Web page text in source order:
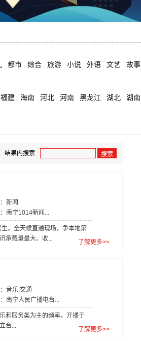
都市 综合 旅游 小说 外语 文艺 故事
福建 海南 河北 河南 黑龙江 湖北 湖南
结果内搜索 搜索
新闻
南宁1014新闻...
。全天候直通现场，争本地第
承载量最大、收...
了解更多>>
音乐|交通
南宁人民广播电台...
和服务类为主的频率。开播于
台...
了解更多>>